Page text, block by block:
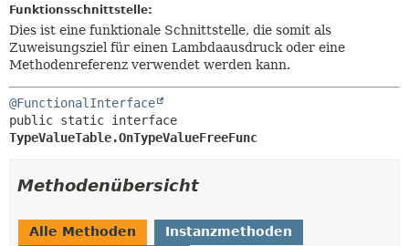
KONSTRUKTOR
METHODE
Funktionsschnittstelle:
Dies ist eine funktionale Schnittstelle, die somit als
Zuweisungsziel für einen Lambdaausdruck oder eine
Methodenreferenz verwendet werden kann.
@FunctionalInterface
TypeValueTable.OnTypeValueFreeFunc
Methodenübersicht
Alle Methoden
Instanzmethoden